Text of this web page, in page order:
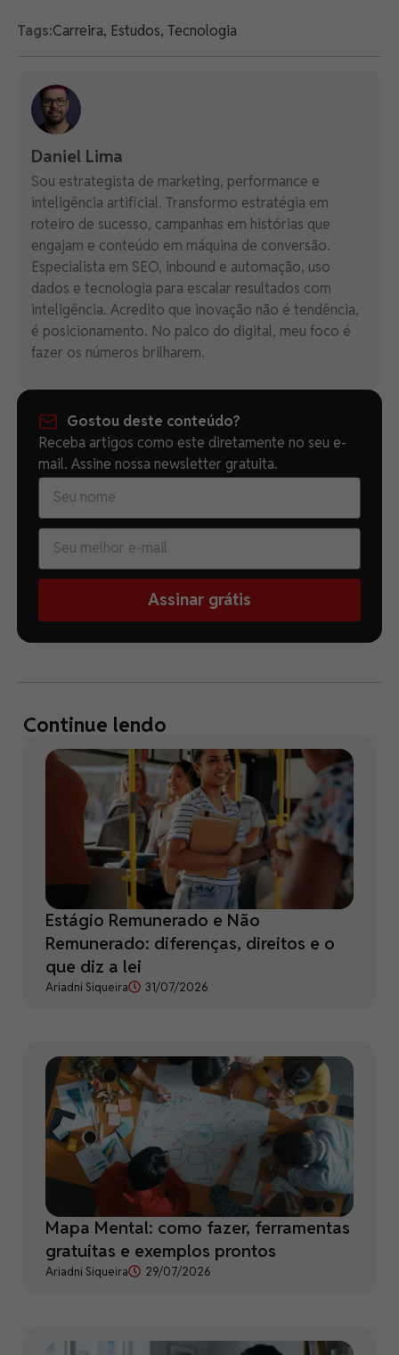
Tags:Carreira, Estudos, Tecnologia
Daniel Lima
Sou estrategista de marketing, performance e
inteligência artificial. Transformo estratégia em
roteiro de sucesso, campanhas em histórias que
engajam e conteúdo em máquina de conversão.
Especialista em SEO, inbound e automação, uso
dados e tecnologia para escalar resultados com
inteligência. Acredito que inovação não é tendência,
é posicionamento. No palco do digital, meu foco é
fazer os números brilharem.
Gostou deste conteúdo?
Receba artigos como este diretamente no seu e-
mail. Assine nossa newsletter gratuita.
Assinar grátis
Continue lendo
Estágio Remunerado e Não
Remunerado: diferenças, direitos e o
que diz a lei
Ariadni Siqueira 31/07/2026
Mapa Mental: como fazer, ferramentas
gratuitas e exemplos prontos
Ariadni Siqueira 29/07/2026